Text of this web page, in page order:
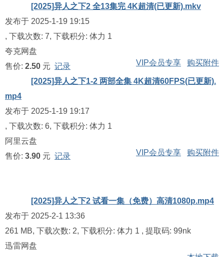
[2025]异人之下2 全13集完 4K超清(已更新).mkv
发布于 2025-1-19 19:15
, 下载次数: 7, 下载积分: 体力 1
夸克网盘
售价: 2.50 元 记录 VIP会员专享 购买附件
[2025]异人之下1-2 两部全集 4K超清60FPS(已更新).
mp4
发布于 2025-1-19 19:17
, 下载次数: 6, 下载积分: 体力 1
阿里云盘
售价: 3.90 元 记录 VIP会员专享 购买附件
[2025]异人之下2 试看一集（免费）高清1080p.mp4
发布于 2025-2-1 13:36
261 MB, 下载次数: 2, 下载积分: 体力 1 , 提取码: 99nk
迅雷网盘